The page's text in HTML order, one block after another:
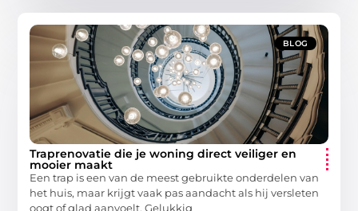
BLOG
Traprenovatie die je woning direct veiliger en
mooier maakt
Een trap is een van de meest gebruikte onderdelen van
het huis, maar krijgt vaak pas aandacht als hij versleten
oogt of glad aanvoelt. Gelukkig